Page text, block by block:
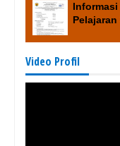
Informasi
Pelajaran
Video Profil